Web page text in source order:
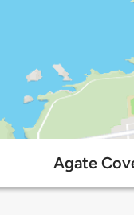
Agate